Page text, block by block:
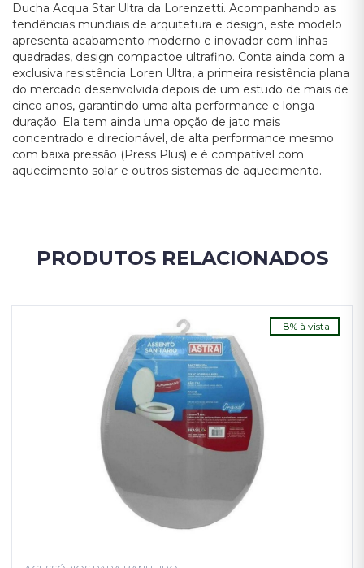
Ducha Acqua Star Ultra da Lorenzetti. Acompanhando as
tendências mundiais de arquitetura e design, este modelo
apresenta acabamento moderno e inovador com linhas
quadradas, design compactoe ultrafino. Conta ainda com a
exclusiva resistência Loren Ultra, a primeira resistência plana
do mercado desenvolvida depois de um estudo de mais de
cinco anos, garantindo uma alta performance e longa
duração. Ela tem ainda uma opção de jato mais
concentrado e direcionável, de alta performance mesmo
com baixa pressão (Press Plus) e é compatível com
aquecimento solar e outros sistemas de aquecimento.
PRODUTOS RELACIONADOS
-8% à vista